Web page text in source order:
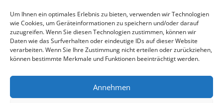
Um Ihnen ein optimales Erlebnis zu bieten, verwenden wir Technologien
wie Cookies, um Geräteinformationen zu speichern und/oder darauf
zuzugreifen. Wenn Sie diesen Technologien zustimmen, können wir
Daten wie das Surfverhalten oder eindeutige IDs auf dieser Website
verarbeiten. Wenn Sie Ihre Zustimmung nicht erteilen oder zurückziehen,
können bestimmte Merkmale und Funktionen beeinträchtigt werden.
Annehmen
Bankverbindung: Sparkasse Frankenmarkt
IBAN: AT34 2030 6000 0002 9132
BIC: SPFRAT21XXX
EORI: ATE051000059876